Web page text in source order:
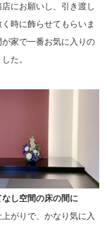
店にお願いし、引き渡し
時に飾らせてもらいま
が家で一番お気に入りの
た。
し空間の床の間に
がりで、かなり気に入